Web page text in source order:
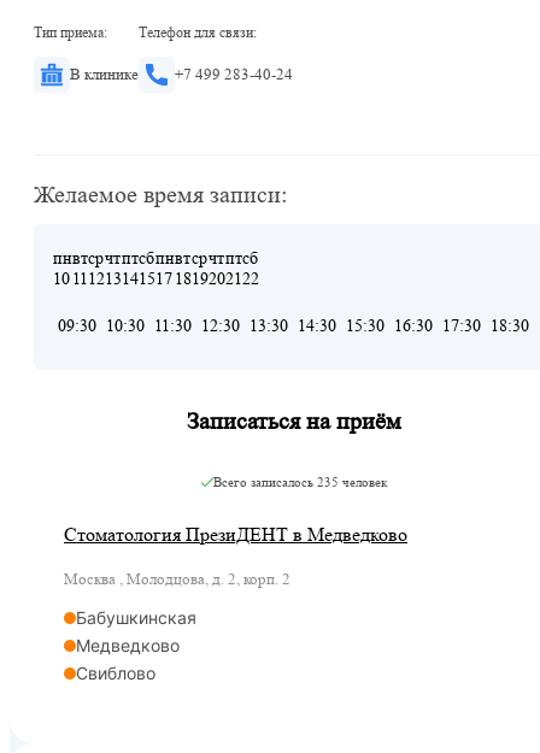
Тип приема:
В клинике
Телефон для связи:
+7 499 283-40-24
Желаемое время записи:
пн
10
вт
11
ср
12
чт
13
пт
14
сб
15
пн
17
вт
18
ср
19
чт
20
пт
21
сб
22
09:30 10:30 11:30 12:30 13:30 14:30 15:30 16:30 17:30 18:30
Записаться на приём
Всего записалось 235 человек
Стоматология ПрезиДЕНТ в Медведково
Москва , Молодцова, д. 2, корп. 2
Бабушкинская
Медведково
Свиблово